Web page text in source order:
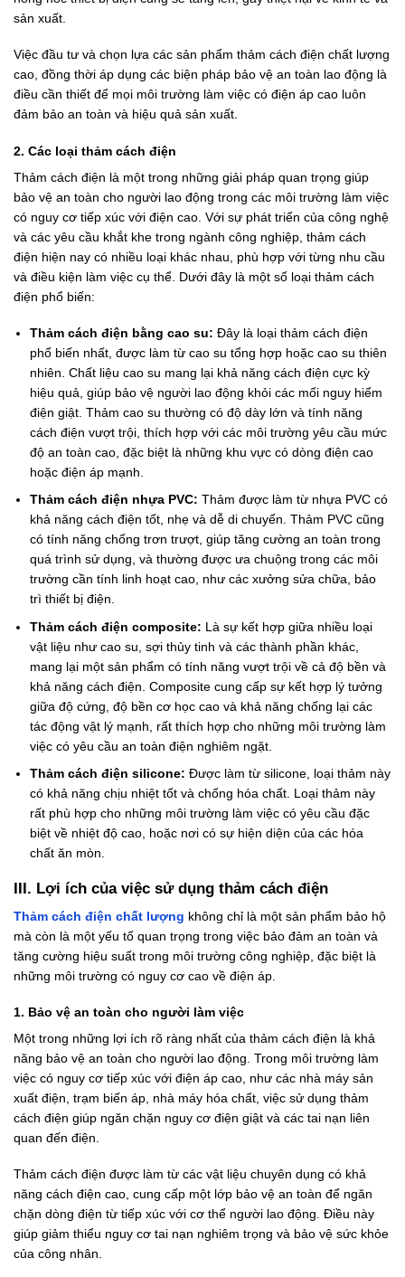
sản xuất.
Việc đầu tư và chọn lựa các sản phẩm thảm cách điện chất lượng
cao, đồng thời áp dụng các biện pháp bảo vệ an toàn lao động là
điều cần thiết để mọi môi trường làm việc có điện áp cao luôn
đảm bảo an toàn và hiệu quả sản xuất.
2. Các loại thảm cách điện
Thảm cách điện là một trong những giải pháp quan trọng giúp
bảo vệ an toàn cho người lao động trong các môi trường làm việc
có nguy cơ tiếp xúc với điện cao. Với sự phát triển của công nghệ
và các yêu cầu khắt khe trong ngành công nghiệp, thảm cách
điện hiện nay có nhiều loại khác nhau, phù hợp với từng nhu cầu
và điều kiện làm việc cụ thể. Dưới đây là một số loại thảm cách
điện phổ biến:
Thảm cách điện bằng cao su: Đây là loại thảm cách điện
phổ biến nhất, được làm từ cao su tổng hợp hoặc cao su thiên
nhiên. Chất liệu cao su mang lại khả năng cách điện cực kỳ
hiệu quả, giúp bảo vệ người lao động khỏi các mối nguy hiểm
điện giật. Thảm cao su thường có độ dày lớn và tính năng
cách điện vượt trội, thích hợp với các môi trường yêu cầu mức
độ an toàn cao, đặc biệt là những khu vực có dòng điện cao
hoặc điện áp mạnh.
Thảm cách điện nhựa PVC: Thảm được làm từ nhựa PVC có
khả năng cách điện tốt, nhẹ và dễ di chuyển.Thảm PVC cũng
có tính năng chống trơn trượt, giúp tăng cường an toàn trong
quá trình sử dụng, và thường được ưa chuộng trong các môi
trường cần tính linh hoạt cao, như các xưởng sửa chữa, bảo
trì thiết bị điện.
Thảm cách điện composite: Là sự kết hợp giữa nhiều loại
vật liệu như cao su, sợi thủy tinh và các thành phần khác,
mang lại một sản phẩm có tính năng vượt trội về cả độ bền và
khả năng cách điện. Composite cung cấp sự kết hợp lý tưởng
giữa độ cứng, độ bền cơ học cao và khả năng chống lại các
tác động vật lý mạnh, rất thích hợp cho những môi trường làm
việc có yêu cầu an toàn điện nghiêm ngặt.
Thảm cách điện silicone: Được làm từ silicone, loại thảm này
có khả năng chịu nhiệt tốt và chống hóa chất. Loại thảm này
rất phù hợp cho những môi trường làm việc có yêu cầu đặc
biệt về nhiệt độ cao, hoặc nơi có sự hiện diện của các hóa
chất ăn mòn.
III. Lợi ích của việc sử dụng thảm cách điện
Thảm cách điện chất lượng không chỉ là một sản phẩm bảo hộ
mà còn là một yếu tố quan trọng trong việc bảo đảm an toàn và
tăng cường hiệu suất trong môi trường công nghiệp, đặc biệt là
những môi trường có nguy cơ cao về điện áp.
1. Bảo vệ an toàn cho người làm việc
Một trong những lợi ích rõ ràng nhất của thảm cách điện là khả
năng bảo vệ an toàn cho người lao động. Trong môi trường làm
việc có nguy cơ tiếp xúc với điện áp cao, như các nhà máy sản
xuất điện, trạm biến áp, nhà máy hóa chất, việc sử dụng thảm
cách điện giúp ngăn chặn nguy cơ điện giật và các tai nạn liên
quan đến điện.
Thảm cách điện được làm từ các vật liệu chuyên dụng có khả
năng cách điện cao, cung cấp một lớp bảo vệ an toàn để ngăn
chặn dòng điện từ tiếp xúc với cơ thể người lao động. Điều này
giúp giảm thiểu nguy cơ tai nạn nghiêm trọng và bảo vệ sức khỏe
của công nhân.